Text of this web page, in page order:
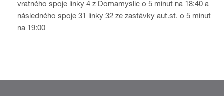
vratného spoje linky 4 z Domamyslic o 5 minut na 18:40 a
následného spoje 31 linky 32 ze zastávky aut.st. o 5 minut
na 19:00